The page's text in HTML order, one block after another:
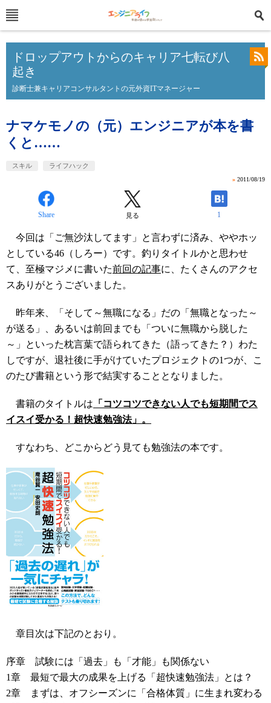
ドロップアウトからのキャリア七転び八
起き
診断士兼キャリアコンサルタントの元外資ITマネージャー
ナマケモノの（元）エンジニアが本を書
くと……
スキル ライフハック
» 2011/08/19
Share 見る 1
今回は「ご無沙汰してます」と言わずに済み、ややホッ
としている46（しろー）です。釣りタイトルかと思わせ
て、至極マジメに書いた前回の記事に、たくさんのアクセ
スありがとうございました。
昨年来、「そして～無職になる」だの「無職となった～
が送る」、あるいは前回までも「ついに無職から脱した
～」といった枕言葉で語られてきた（語ってきた？）わた
しですが、退社後に手がけていたプロジェクトの1つが、こ
のたび書籍という形で結実することとなりました。
書籍のタイトルは 「コツコツできない人でも短期間でス
イスイ受かる！超快速勉強法」。
すなわち、どこからどう見ても勉強法の本です。
章目次は下記のとおり。
序章 試験には「過去」も「才能」も関係ない
1章 最短で最大の成果を上げる「超快速勉強法」とは？
2章 まずは、オフシーズンに「合格体質」に生まれ変わる